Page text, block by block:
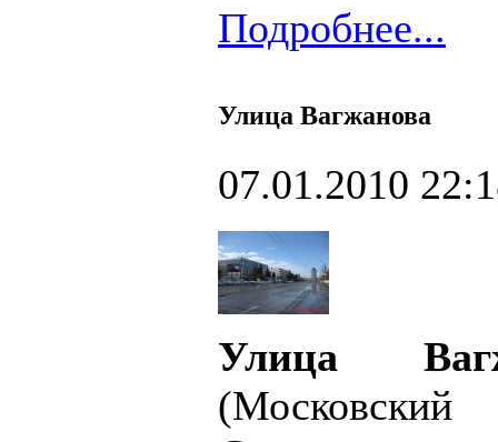
Подробнее...
Улица Вагжанова
07.01.2010
Улица